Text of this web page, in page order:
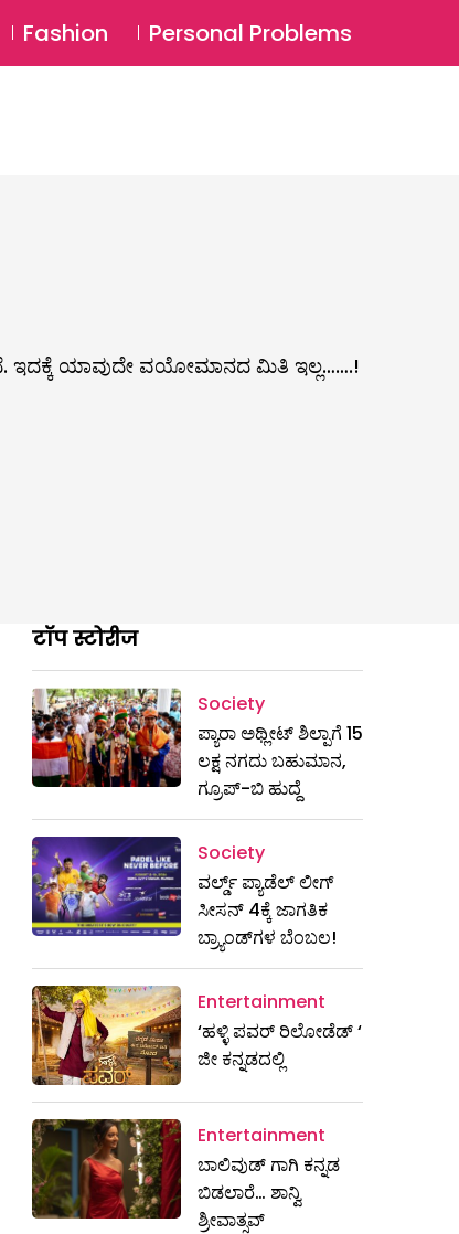
Login ⚲
Fashion Personal Problems
ಇದಕ್ಕೆ ಯಾವುದೇ ವಯೋಮಾನದ ಮಿತಿ ಇಲ್ಲ…….!
टॉप स्टोरीज
Society
ಪ್ಯಾರಾ ಅಥ್ಲೀಟ್ ಶಿಲ್ಪಾಗೆ 15
ಲಕ್ಷ ನಗದು ಬಹುಮಾನ,
ಗ್ರೂಪ್-ಬಿ ಹುದ್ದೆ
Society
ವರ್ಲ್ಡ್ ಪ್ಯಾಡೆಲ್ ಲೀಗ್
ಸೀಸನ್ 4ಕ್ಕೆ ಜಾಗತಿಕ
ಬ್ರ್ಯಾಂಡ್‌ಗಳ ಬೆಂಬಲ!
Entertainment
‘ಹಳ್ಳಿ ಪವರ್ ರಿಲೋಡೆಡ್ ‘
ಜೀ ಕನ್ನಡದಲ್ಲಿ
Entertainment
ಬಾಲಿವುಡ್ ಗಾಗಿ ಕನ್ನಡ
ಬಿಡಲಾರೆ… ಶಾನ್ವಿ
ಶ್ರೀವಾತ್ಸವ್